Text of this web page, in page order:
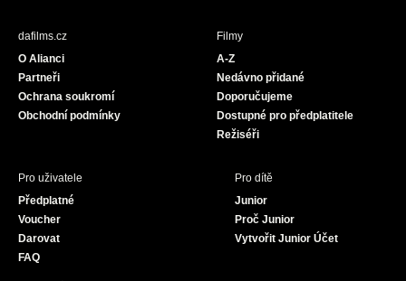
dafilms.cz
O Alianci
Partneři
Ochrana soukromí
Obchodní podmínky
Filmy
A-Z
Nedávno přidané
Doporučujeme
Dostupné pro předplatitele
Režiséři
Pro uživatele
Předplatné
Voucher
Darovat
FAQ
Pro dítě
Junior
Proč Junior
Vytvořit Junior Účet